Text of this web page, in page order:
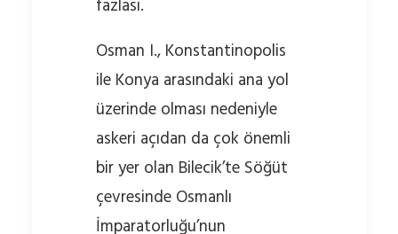
fazlası.
Osman I., Konstantinopolis
ile Konya arasındaki ana yol
üzerinde olması nedeniyle
askeri açıdan da çok önemli
bir yer olan Bilecik’te Söğüt
çevresinde Osmanlı
İmparatorluğu’nun